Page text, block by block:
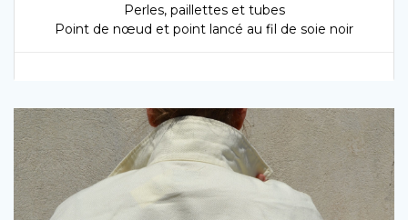
Perles, paillettes et tubes
Point de nœud et point lancé au fil de soie noir